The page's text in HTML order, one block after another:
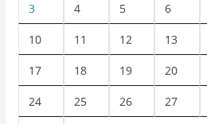
3 4 5 6
10 11 12 13
17 18 19 20
24 25 26 27